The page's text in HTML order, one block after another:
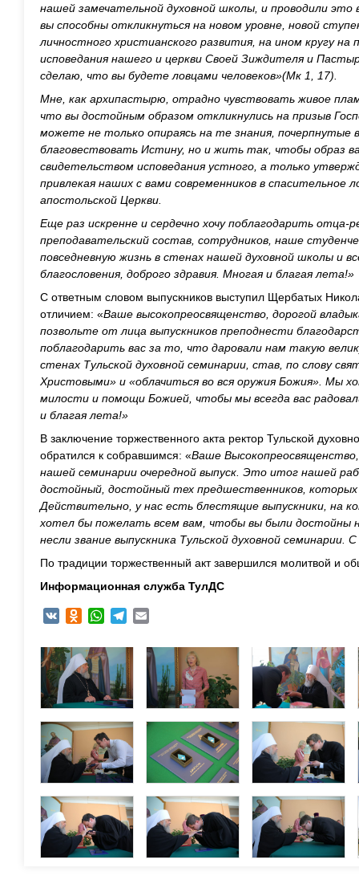
нашей замечательной духовной школы, и проводили это
вы способны откликнуться на новом уровне, новой
личностного христианского развития, на ином кругу на
исповедания нашего и церкви Своей Зиждителя и
сделаю, что вы будете ловцами человеков»(Мк 1, 17).
Мне, как архипастырю, отрадно чувствовать живое
что вы достойным образом откликнулись на призыв
можете не только опираясь на те знания, почерпнутые
благовествовать Истину, но и жить так, чтобы образ
свидетельством исповедания устного, а только
привлекая наших с вами современников в спасительное
апостольской Церкви.
Еще раз искренне и сердечно хочу поблагодарить отца-
преподавательский состав, сотрудников, наше
повседневную жизнь в стенах нашей духовной школы и
благословения, доброго здравия. Многая и благая лета!»
С ответным словом выпускников выступил Щербатых
отличием: «Ваше высокопреосвященство, дорогой
позвольте от лица выпускников преподнести
поблагодарить вас за то, что даровали нам такую
стенах Тульской духовной семинарии, став, по слову
Христовыми» и «облачиться во вся оружия Божия». Мы
милости и помощи Божией, чтобы мы всегда вас
и благая лета!»
В заключение торжественного акта ректор Тульской
обратился к собравшимся: «Ваше
нашей семинарии очередной выпуск. Это итог нашей
достойный, достойный тех предшественников, которых
Действительно, у нас есть блестящие выпускники, на
хотел бы пожелать всем вам, чтобы вы были достойны
несли звание выпускника Тульской духовной семинарии.
По традиции торжественный акт завершился молитвой и
Информационная служба ТулДС
VK Odnoklassniki
WhatsAppTelegram